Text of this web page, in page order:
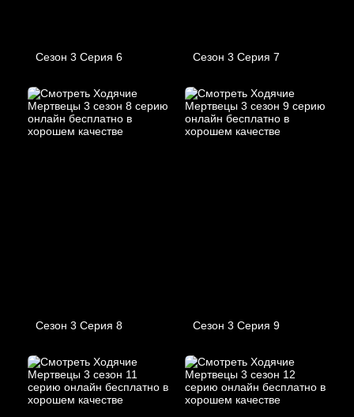
Сезон 3 Серия 6 Сезон 3 Серия 7
Сезон 3 Серия 8 Сезон 3 Серия 9